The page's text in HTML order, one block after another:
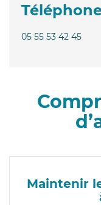
05 55 53 42 45
Maintenir